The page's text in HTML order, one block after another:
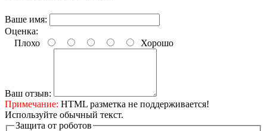
Ваше имя:
Оценка:
Плохо
Хорошо
Ваш отзыв:
Примечание: HTML разметка не поддерживается!
Используйте обычный текст.
Защита от роботов